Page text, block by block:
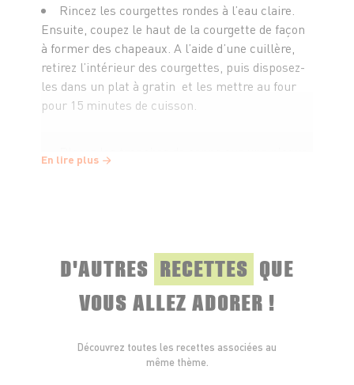
Rincez les courgettes rondes à l’eau claire.
Ensuite, coupez le haut de la courgette de façon
à former des chapeaux. A l’aide d’une cuillère,
retirez l’intérieur des courgettes, puis disposez-
les dans un plat à gratin et les mettre au four
pour 15 minutes de cuisson.
recouverte de papier cuisson et fais-les cuire
Pendant ce temps, coupez les brins de
ciboulette au ciseau. Dans un bol, mélangez la
crème, la ciboulette et assaisonnez de sel et de
Disposez une cuillère à soupe de crème à la
En lire plus
D'AUTRES RECETTES QUE
VOUS ALLEZ ADORER !
Découvrez toutes les recettes associées au
même thème.